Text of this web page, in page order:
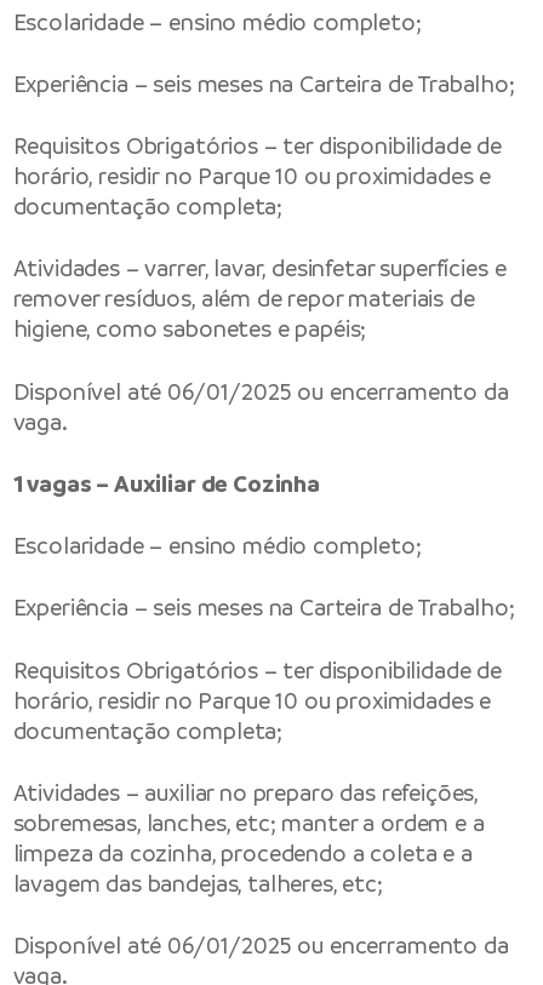
Escolaridade – ensino médio completo;
Experiência – seis meses na Carteira de Trabalho;
Requisitos Obrigatórios – ter disponibilidade de
horário, residir no Parque 10 ou proximidades e
documentação completa;
Atividades – varrer, lavar, desinfetar superfícies e
remover resíduos, além de repor materiais de
higiene, como sabonetes e papéis;
Disponível até 06/01/2025 ou encerramento da
vaga.
1 vagas – Auxiliar de Cozinha
Escolaridade – ensino médio completo;
Experiência – seis meses na Carteira de Trabalho;
Requisitos Obrigatórios – ter disponibilidade de
horário, residir no Parque 10 ou proximidades e
documentação completa;
Atividades – auxiliar no preparo das refeições,
sobremesas, lanches, etc; manter a ordem e a
limpeza da cozinha, procedendo a coleta e a
lavagem das bandejas, talheres, etc;
Disponível até 06/01/2025 ou encerramento da
vaga.